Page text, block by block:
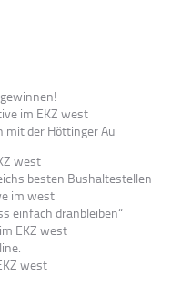
im EKZ west
mit der Höttinger Au
west
besten Bushaltestellen
im west
einfach dranbleiben“
EKZ west
west